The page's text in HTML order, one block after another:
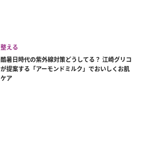
整える
酷暑日時代の紫外線対策どうしてる？ 江崎グリコ
が提案する「アーモンドミルク」でおいしくお肌
ケア